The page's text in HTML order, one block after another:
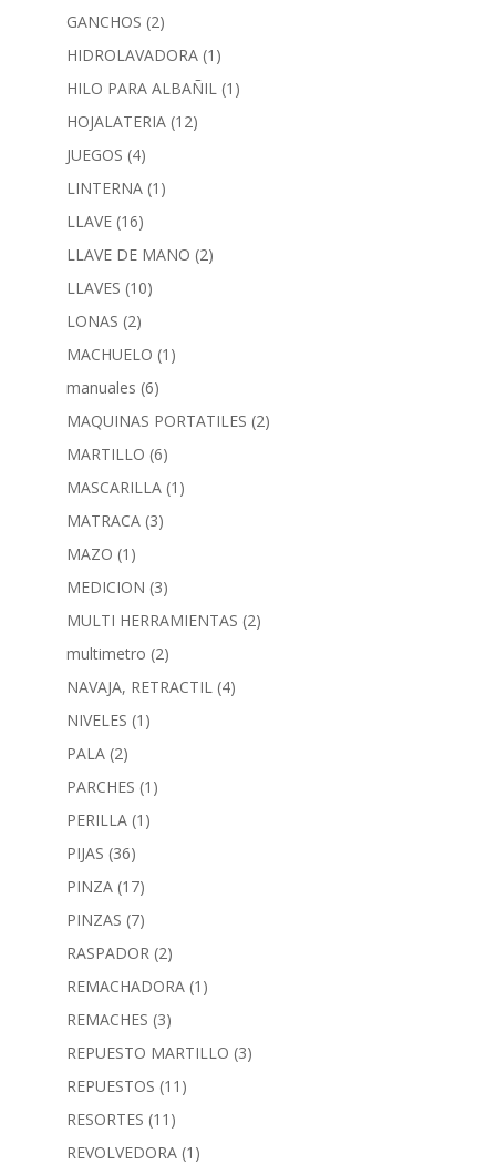
GANCHOS (2)
HIDROLAVADORA (1)
HILO PARA ALBAÑIL (1)
HOJALATERIA (12)
JUEGOS (4)
LINTERNA (1)
LLAVE (16)
LLAVE DE MANO (2)
LLAVES (10)
LONAS (2)
MACHUELO (1)
manuales (6)
MAQUINAS PORTATILES (2)
MARTILLO (6)
MASCARILLA (1)
MATRACA (3)
MAZO (1)
MEDICION (3)
MULTI HERRAMIENTAS (2)
multimetro (2)
NAVAJA, RETRACTIL (4)
NIVELES (1)
PALA (2)
PARCHES (1)
PERILLA (1)
PIJAS (36)
PINZA (17)
PINZAS (7)
RASPADOR (2)
REMACHADORA (1)
REMACHES (3)
REPUESTO MARTILLO (3)
REPUESTOS (11)
RESORTES (11)
REVOLVEDORA (1)